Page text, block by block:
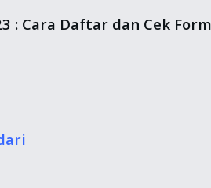
: Cara Daftar dan Cek